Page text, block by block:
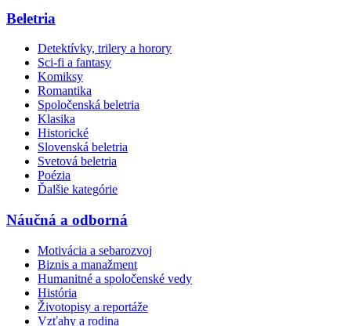
Beletria
Detektívky, trilery a horory
Sci-fi a fantasy
Komiksy
Romantika
Spoločenská beletria
Klasika
Historické
Slovenská beletria
Svetová beletria
Poézia
Ďalšie kategórie
Náučná a odborná
Motivácia a sebarozvoj
Biznis a manažment
Humanitné a spoločenské vedy
História
Životopisy a reportáže
Vzťahy a rodina